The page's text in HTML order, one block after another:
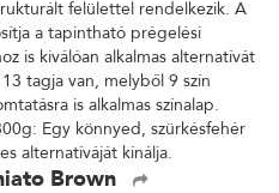
felülettel rendelkezik. A
a tapintható prégelési
is kiválóan alkalmas alternatívát
tagja van, melyből 9 szín
is alkalmas színalap.
Egy könnyed, szürkésfehér
alternatíváját kínálja.
Brown